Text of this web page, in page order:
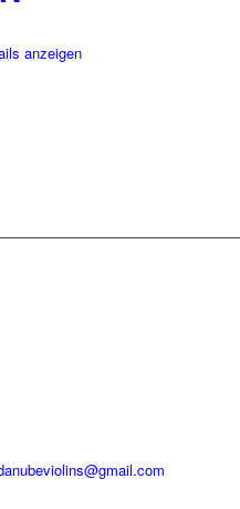
anzeigen